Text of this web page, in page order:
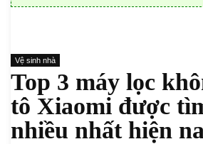
Vệ sinh nhà
Top 3 máy lọc
tô Xiaomi được
nhiều nhất hiện